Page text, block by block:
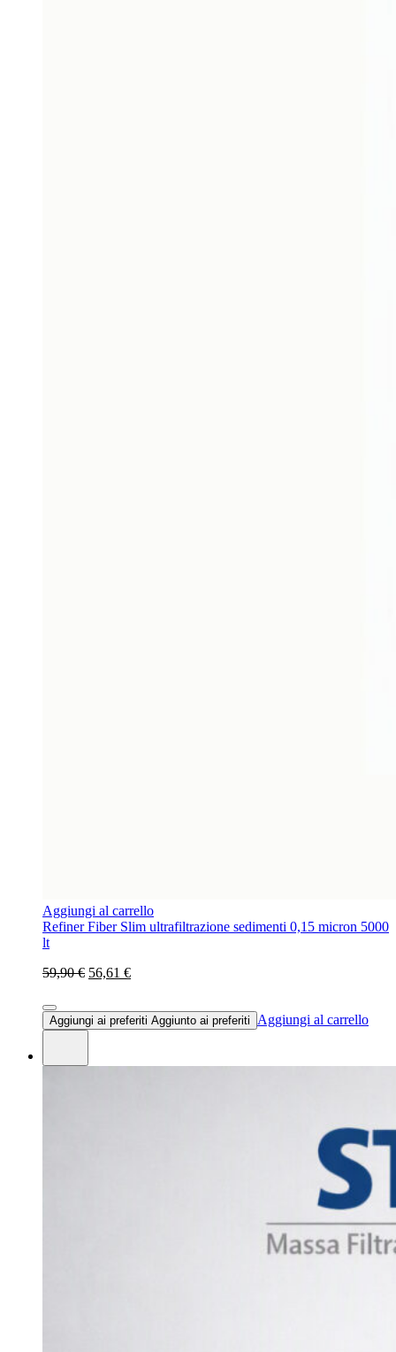
Aggiungi al carrello
Refiner Fiber Slim ultrafiltrazione sedimenti 0,15 micron 5000
lt
59,90 € 56,61 €
Aggiungi ai preferiti Aggiunto ai preferiti Aggiungi al carrello